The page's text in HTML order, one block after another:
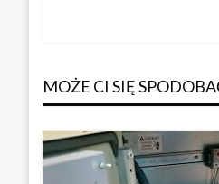
MOŻE CI SIĘ